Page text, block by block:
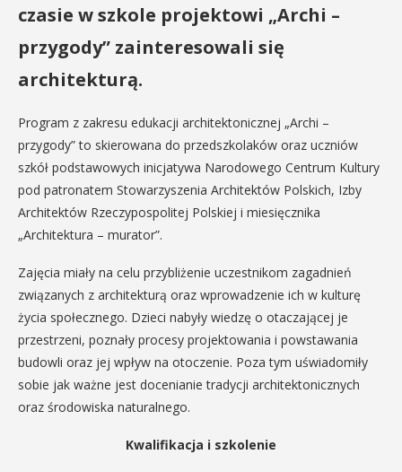
czasie w szkole projektowi „Archi –
przygody” zainteresowali się
architekturą.
Program z zakresu edukacji architektonicznej „Archi –
przygody” to skierowana do przedszkolaków oraz uczniów
szkół podstawowych inicjatywa Narodowego Centrum Kultury
pod patronatem Stowarzyszenia Architektów Polskich, Izby
Architektów Rzeczypospolitej Polskiej i miesięcznika
„Architektura – murator”.
Zajęcia miały na celu przybliżenie uczestnikom zagadnień
związanych z architekturą oraz wprowadzenie ich w kulturę
życia społecznego. Dzieci nabyły wiedzę o otaczającej je
przestrzeni, poznały procesy projektowania i powstawania
budowli oraz jej wpływ na otoczenie. Poza tym uświadomiły
sobie jak ważne jest docenianie tradycji architektonicznych
oraz środowiska naturalnego.
Kwalifikacja i szkolenie